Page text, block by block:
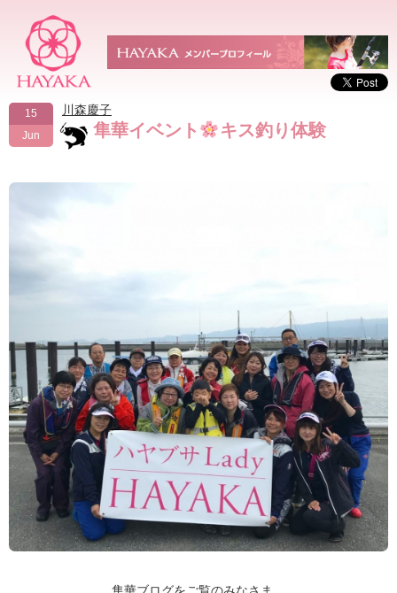
15
Jun
川森慶子
隼華イベント キス釣り体験